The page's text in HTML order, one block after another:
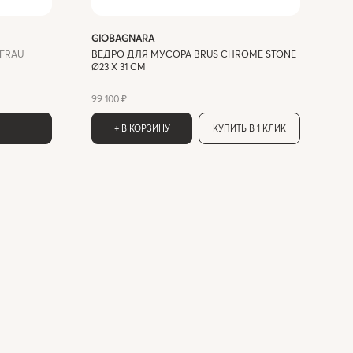
GIOBAGNARA
ВЕДРО ДЛЯ МУСОРА BRUS CHROME STONE
Ø23 X 31 СМ
99 100 ₽
+ В КОРЗИНУ КУПИТЬ В 1 КЛИК